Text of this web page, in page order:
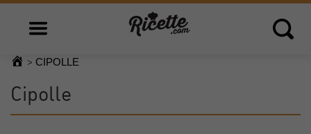
Open main menu Open
> CIPOLLE
Cipolle